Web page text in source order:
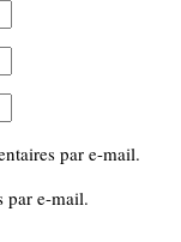
par e-mail.
par e-mail.